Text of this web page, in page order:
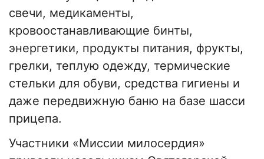
свечи, медикаменты,
кровоостанавливающие бинты,
энергетики, продукты питания, фрукты,
грелки, теплую одежду, термические
стельки для обуви, средства гигиены и
даже передвижную баню на базе шасси
прицепа.
Участники «Миссии милосердия»